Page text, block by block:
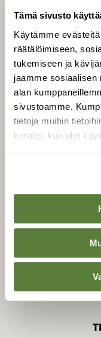
Tämä sivusto
Käytämme
räätälöimiseen,
tukemiseen ja
jaamme sosiaalisen
alan
sivustoamme.
tietoja muihin
kerätty, kun olet